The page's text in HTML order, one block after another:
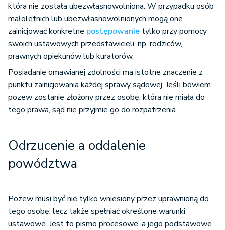
która nie została ubezwłasnowolniona. W przypadku osób
małoletnich lub ubezwłasnowolnionych mogą one
zainicjować konkretne postępowanie tylko przy pomocy
swoich ustawowych przedstawicieli, np. rodziców,
prawnych opiekunów lub kuratorów.
Posiadanie omawianej zdolności ma istotne znaczenie z
punktu zainicjowania każdej sprawy sądowej. Jeśli bowiem
pozew zostanie złożony przez osobę, która nie miała do
tego prawa, sąd nie przyjmie go do rozpatrzenia.
Odrzucenie a oddalenie
powództwa
Pozew musi być nie tylko wniesiony przez uprawnioną do
tego osobę, lecz także spełniać określone warunki
ustawowe. Jest to pismo procesowe, a jego podstawowe